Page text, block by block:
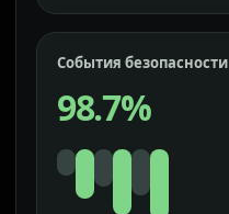
События безопасности
98.7%